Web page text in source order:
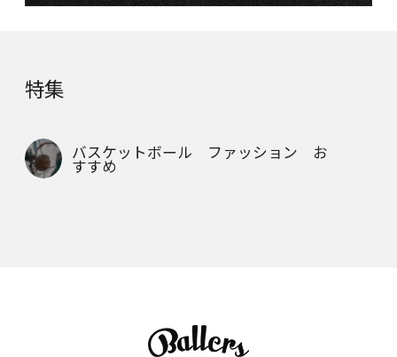
特集
バスケットボール ファッション お
すすめ